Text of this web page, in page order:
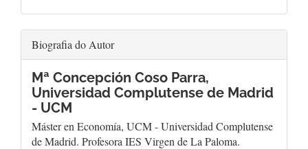
Biografia do Autor
Mª Concepción Coso Parra,
Universidad Complutense de Madrid
- UCM
Máster en Economía, UCM - Universidad Complutense
de Madrid. Profesora IES Virgen de La Paloma.